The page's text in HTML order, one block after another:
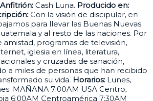
Anfitrión: Cash Luna. Producido en:
Con la visión de discipular, en
para llevar las Buenas Nuevas
y al resto de las naciones. Por
programas de televisión,
iglesia en línea, literatura,
y cruzadas de sanación,
a miles de personas que han recibido
su vida. Horarios: Lunes,
MAÑANA 7:00AM USA Centro,
6:00AM Centroamérica 7:30AM